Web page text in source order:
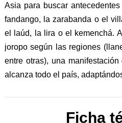
Asia para buscar
fandango, la zarabanda o el
el laúd, la lira o el kemenchá.
joropo según las regiones
entre otras), una
alcanza todo el país,
Ficha